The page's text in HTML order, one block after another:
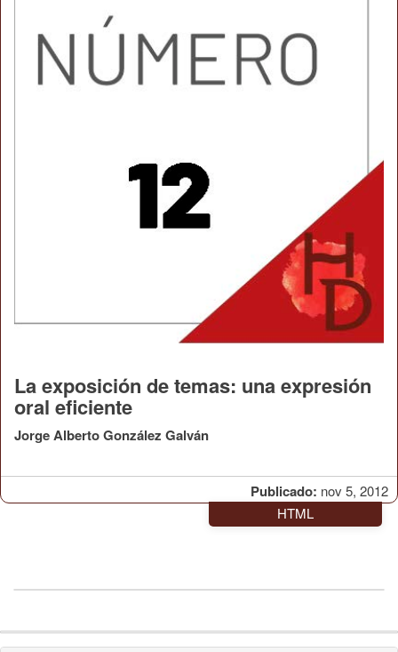
Publicado: nov 5, 2012
La exposición de temas: una expresión
oral eficiente
Jorge Alberto González Galván
HTML